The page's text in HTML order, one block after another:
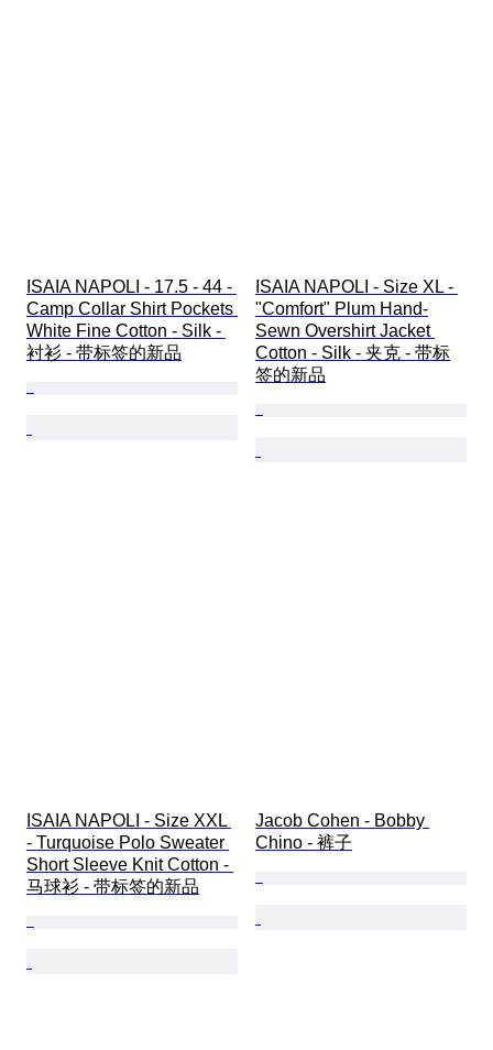
ISAIA NAPOLI - 17.5 - 44 -
Camp Collar Shirt Pockets
White Fine Cotton - Silk -
衬衫 - 带标签的新品
ISAIA NAPOLI - Size XL -
"Comfort" Plum Hand-
Sewn Overshirt Jacket
Cotton - Silk - 夹克 - 带标
签的新品
ISAIA NAPOLI - Size XXL
- Turquoise Polo Sweater
Short Sleeve Knit Cotton -
马球衫 - 带标签的新品
Jacob Cohen - Bobby
Chino - 裤子